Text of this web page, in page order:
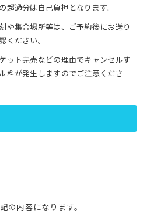
過分は自己負担となります。
や集合場所等は、ご予約後にお送り
ください。
ット完売などの理由でキャンセルす
料が発生しますのでご注意くださ
の内容になります。